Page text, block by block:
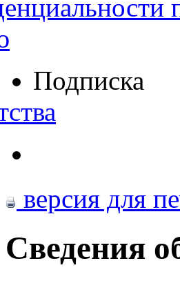
Подписка
версия для
Сведения